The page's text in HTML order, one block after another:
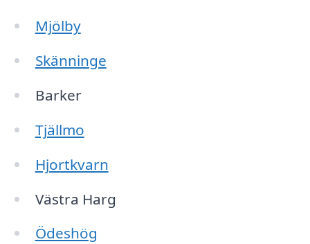
Mjölby
Skänninge
Barker
Tjällmo
Hjortkvarn
Västra Harg
Ödeshög